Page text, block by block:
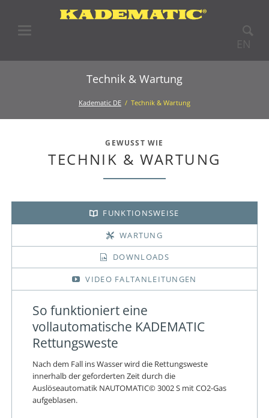
EN
Technik & Wartung
Kadematic DE Technik & Wartung
GEWUSST WIE
TECHNIK & WARTUNG
FUNKTIONSWEISE
WARTUNG
DOWNLOADS
VIDEO FALTANLEITUNGEN
So funktioniert eine
vollautomatische KADEMATIC
Rettungsweste
Nach dem Fall ins Wasser wird die Rettungsweste
innerhalb der geforderten Zeit durch die
Auslöseautomatik NAUTOMATIC© 3002 S mit CO2-Gas
aufgeblasen.